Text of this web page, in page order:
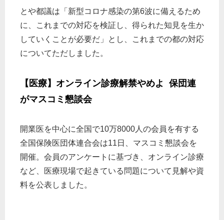
とや都議は「新型コロナ感染の第6波に備えるため
に、これまでの対応を検証し、得られた知見を生か
していくことが必要だ」とし、これまでの都の対応
についてただしました。
【医療】オンライン診療解禁やめよ 保団連
がマスコミ懇談会
開業医を中心に全国で10万8000人の会員を有する
全国保険医団体連合会は11日、マスコミ懇談会を
開催。会員のアンケートに基づき、オンライン診療
など、医療現場で起きている問題について見解や資
料を公表しました。